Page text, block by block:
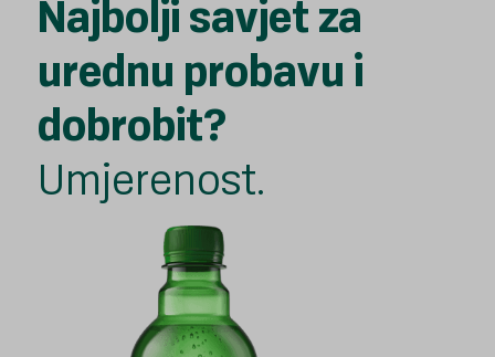
Najbolji savjet za
urednu probavu i
dobrobit?
Umjerenost.